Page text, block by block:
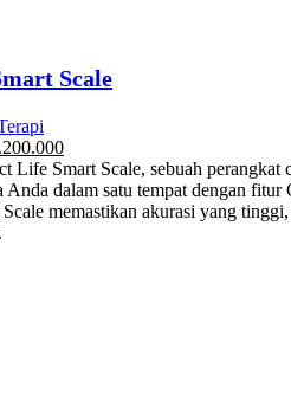
Scale
Life Smart Scale, sebuah
Anda dalam satu tempat dengan
memastikan akurasi yang